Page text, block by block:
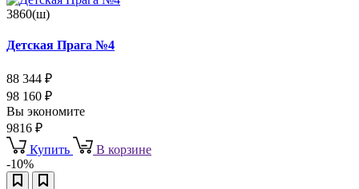
3860(ш)
Детская Прага №4
88 344 ₽
98 160 ₽
Вы экономите
9816 ₽
Купить
В корзине
-10%